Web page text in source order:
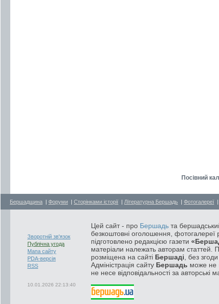
Посівний
Бершадщина | Форуми | Сторінками історії | Літературна Бершадь | Фотогалереї
Зворотній зв'язок
Публічна угода
Мапа сайту
PDA-версія
RSS
10.01.2026 22:13:40
Цей сайт - про Бершадь та
безкоштовні оголошення, фотогалереї
підготовлено редакцією газети
матеріали належать авторам статтей.
розміщена на сайті Бершаді , без
Адміністрація сайту Бершадь може не
не несе відповідальності за авторські